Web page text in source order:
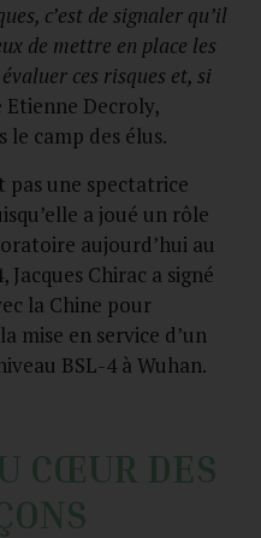
c’est de signaler qu’il
de mettre en place les
ces risques et, si
Etienne Decroly,
le camp des élus.
pas une spectatrice
a joué un rôle
aujourd’hui au
Chirac a signé
la Chine pour
mise en service d’un
BSL-4 à Wuhan.
CŒUR DES